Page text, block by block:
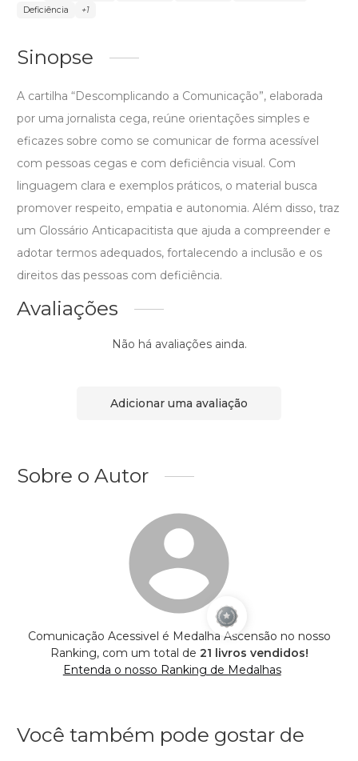
Deficiência
+1
Sinopse
A cartilha “Descomplicando a Comunicação”, elaborada
por uma jornalista cega, reúne orientações simples e
eficazes sobre como se comunicar de forma acessível
com pessoas cegas e com deficiência visual. Com
linguagem clara e exemplos práticos, o material busca
promover respeito, empatia e autonomia. Além disso, traz
um Glossário Anticapacitista que ajuda a compreender e
adotar termos adequados, fortalecendo a inclusão e os
direitos das pessoas com deficiência.
Avaliações
Não há avaliações ainda.
Adicionar uma avaliação
Sobre o Autor
Comunicação Acessivel é Medalha Ascensão no nosso
Ranking, com um total de 21 livros vendidos!
Entenda o nosso Ranking de Medalhas
Você também pode gostar de